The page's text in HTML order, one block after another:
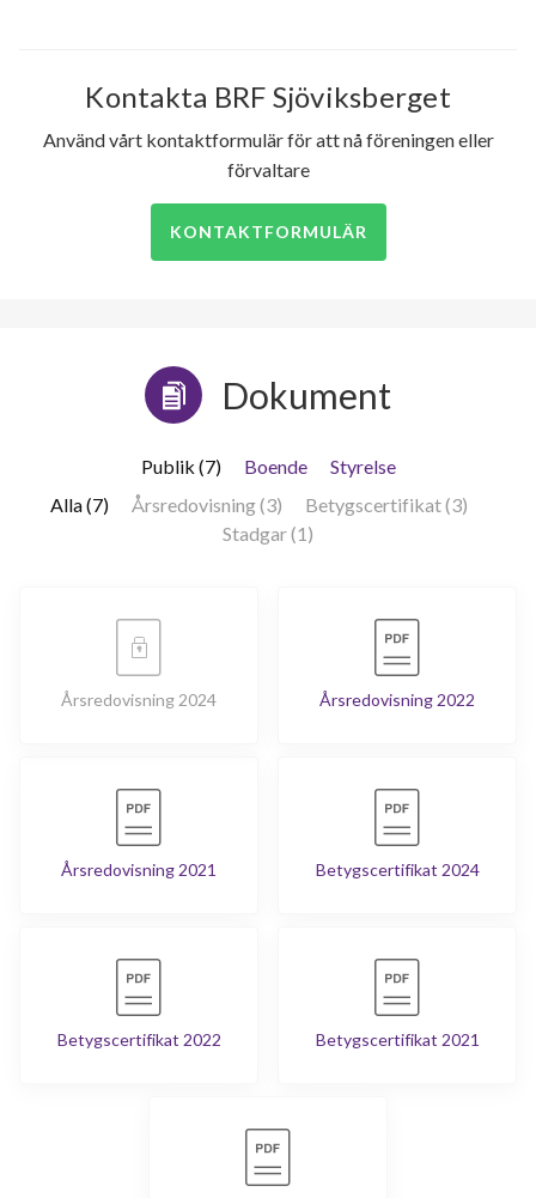
Kontakta BRF Sjöviksberget
Använd vårt kontaktformulär för att nå föreningen eller
förvaltare
KONTAKTFORMULÄR
Dokument
Publik (7) Boende
Styrelse
Alla (7)
Årsredovisning (3)
Betygscertifikat (3)
Stadgar (1)
Årsredovisning 2024 Årsredovisning 2022
Årsredovisning 2021 Betygscertifikat 2024
Betygscertifikat 2022 Betygscertifikat 2021